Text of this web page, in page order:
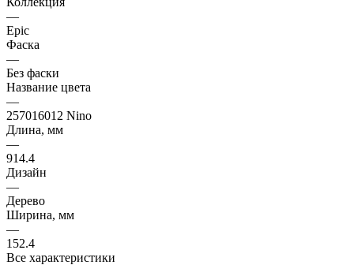
—
Epic
Фаска
—
Без фаски
Название цвета
—
257016012 Nino
Длина, мм
—
914.4
Дизайн
—
Дерево
Ширина, мм
—
152.4
Все характеристики